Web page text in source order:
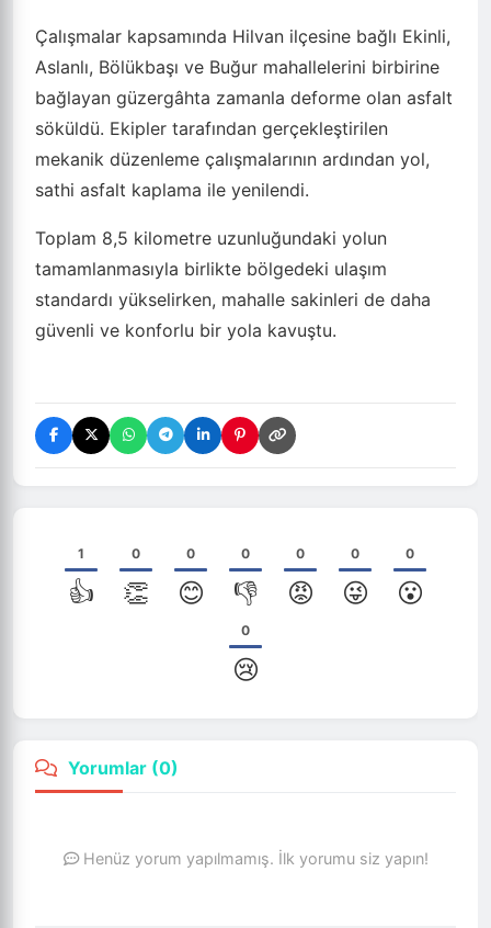
Çalışmalar kapsamında Hilvan ilçesine bağlı Ekinli,
Aslanlı, Bölükbaşı ve Buğur mahallelerini birbirine
bağlayan güzergâhta zamanla deforme olan asfalt
söküldü. Ekipler tarafından gerçekleştirilen
mekanik düzenleme çalışmalarının ardından yol,
sathi asfalt kaplama ile yenilendi.
Toplam 8,5 kilometre uzunluğundaki yolun
tamamlanmasıyla birlikte bölgedeki ulaşım
standardı yükselirken, mahalle sakinleri de daha
güvenli ve konforlu bir yola kavuştu.
1
👍
0
👏
0
😊
0
👎
0
😡
0
😜
0
😮
0
😢
Yorumlar (0)
Henüz yorum yapılmamış. İlk yorumu siz yapın!